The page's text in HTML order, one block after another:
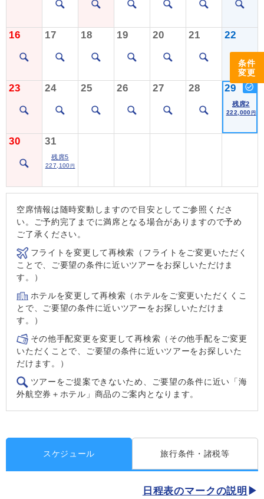
条件
変更
16 17 18 19 20 21 22
23 24 25 26 27 28 29
残席2
222,000 円
30 31
残席5
227,100 円
空席情報は随時変動しますので目安としてご参照くださ
い。ご予約完了までに満席となる場合がありますので予め
ご了承ください。
フライトを変更して再検索（フライトをご変更いただく
ことで、ご要望の条件に近いツアーをお探しいただけま
す。）
ホテルを変更して再検索（ホテルをご変更いただくくこ
とで、ご要望の条件に近いツアーをお探しいただけま
す。）
その他手配変更を変更して再検索（その他手配をご変更
いただくことで、ご要望の条件に近いツアーをお探しいた
だけます。）
ツアーをご提案できないため、ご要望の条件に近い「海
外航空券＋ホテル」商品のご案内となります。
スケジュール 旅行条件・諸税等
日程表のマークの説明